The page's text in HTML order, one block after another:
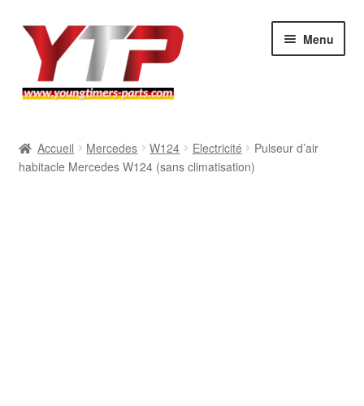
Aller
navigation
Aller
contenu
Menu
BMW
Accueil Mercedes W124 Electricité
Pulseur d’air
habitacle Mercedes W124 (sans climatisation)